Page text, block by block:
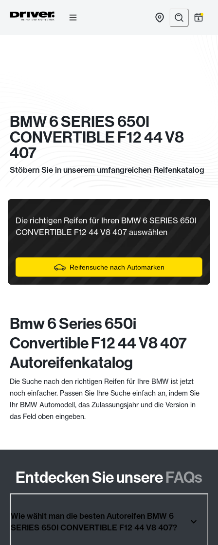
BMW 6 SERIES 650I
CONVERTIBLE F12 44 V8
407
Stöbern Sie in unserem umfangreichen Reifenkatalog
Die richtigen Reifen für Ihren BMW 6 SERIES 650I
CONVERTIBLE F12 44 V8 407 auswählen
Reifensuche nach Automarken
Bmw 6 Series 650i
Convertible F12 44 V8 407
Autoreifenkatalog
Die Suche nach den richtigen Reifen für Ihre BMW ist jetzt
noch einfacher. Passen Sie Ihre Suche einfach an, indem Sie
Ihr BMW Automodell, das Zulassungsjahr und die Version in
das Feld oben eingeben.
Entdecken Sie unsereFAQs
Wie wählt man die besten Autoreifen BMW 6
SERIES 650I CONVERTIBLE F12 44 V8 407?